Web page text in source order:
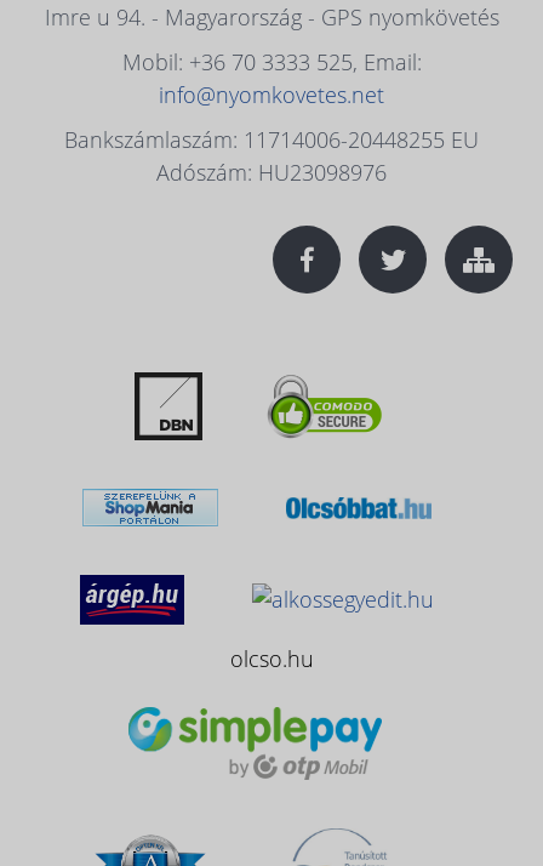
Imre u 94. - Magyarország - GPS nyomkövetés
Mobil: +36 70 3333 525, Email:
info@nyomkovetes.net
Bankszámlaszám: 11714006-20448255 EU
Adószám: HU23098976
olcso.hu